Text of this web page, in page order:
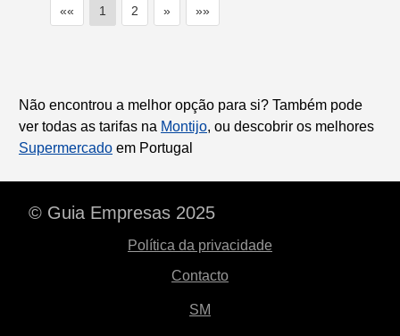
«« 1 2 » »»
Não encontrou a melhor opção para si? Também pode
ver todas as tarifas na Montijo, ou descobrir os melhores
Supermercado em Portugal
© Guia Empresas 2025
Política da privacidade
Contacto
SM